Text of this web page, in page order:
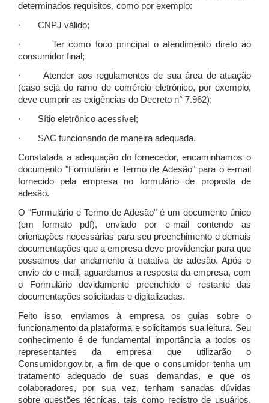
determinados requisitos, como por exemplo:
· CNPJ válido;
· Ter como foco principal o atendimento direto ao
consumidor final;
· Atender aos regulamentos de sua área de atuação
(caso seja do ramo de comércio eletrônico, por exemplo,
deve cumprir as exigências do Decreto n° 7.962);
· Sítio eletrônico acessível;
· SAC funcionando de maneira adequada.
Constatada a adequação do fornecedor, encaminhamos o
documento "Formulário e Termo de Adesão" para o e-mail
fornecido pela empresa no formulário de proposta de
adesão.
O "Formulário e Termo de Adesão" é um documento único
(em formato pdf), enviado por e-mail contendo as
orientações necessárias para seu preenchimento e demais
documentações que a empresa deve providenciar para que
possamos dar andamento à tratativa de adesão. Após o
envio do e-mail, aguardamos a resposta da empresa, com
o Formulário devidamente preenchido e restante das
documentações solicitadas e digitalizadas.
Feito isso, enviamos à empresa os guias sobre o
funcionamento da plataforma e solicitamos sua leitura. Seu
conhecimento é de fundamental importância a todos os
representantes da empresa que utilizarão o
Consumidor.gov.br, a fim de que o consumidor tenha um
tratamento adequado de suas demandas, e que os
colaboradores, por sua vez, tenham sanadas dúvidas
sobre questões técnicas, tais como registro de usuários,